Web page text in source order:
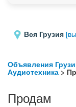
Вся Грузия
Объявления
Аудиотехника>
Продам